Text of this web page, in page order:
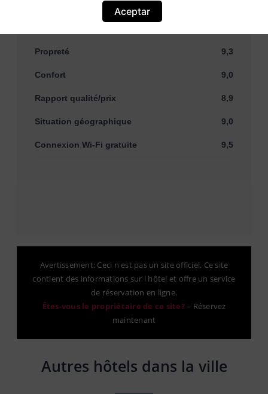
Propreté 9,3
Confort 9,0
Rapport qualité/prix 8,9
Situation géographique 9,0
Connexion Wi-Fi gratuite 9,5
Avertissement: Ceci n est pas un site officiel. Ce site
contient des informations sur l hôtel et offre un service
de réservation en ligne.
Êtes-vous le propriétaire de ce site?– Réservez
maintenant
Autres hôtels dans la ville
Aceptar